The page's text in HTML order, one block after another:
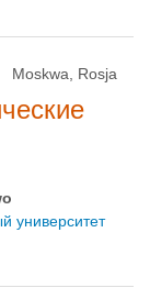
Moskwa, Rosja
университет